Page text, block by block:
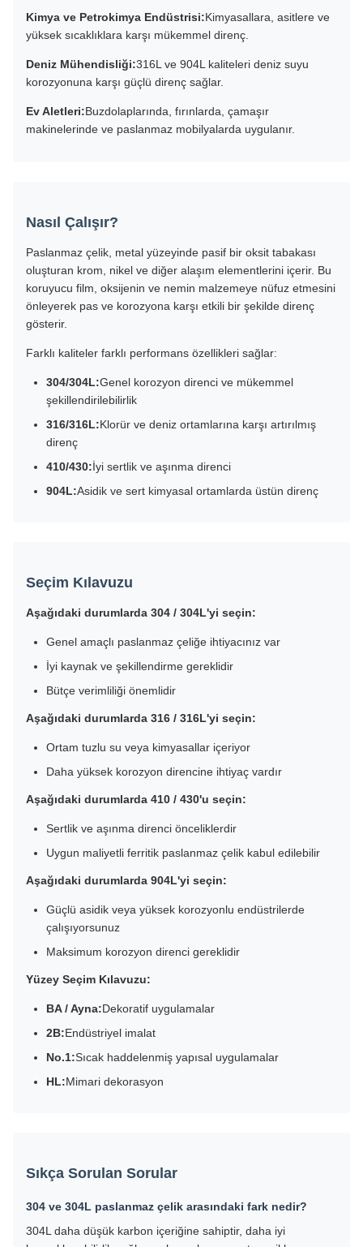
Kimya ve Petrokimya Endüstrisi:Kimyasallara, asitlere ve
yüksek sıcaklıklara karşı mükemmel direnç.
Deniz Mühendisliği:316L ve 904L kaliteleri deniz suyu
korozyonuna karşı güçlü direnç sağlar.
Ev Aletleri:Buzdolaplarında, fırınlarda, çamaşır
makinelerinde ve paslanmaz mobilyalarda uygulanır.
Nasıl Çalışır?
Paslanmaz çelik, metal yüzeyinde pasif bir oksit tabakası
oluşturan krom, nikel ve diğer alaşım elementlerini içerir. Bu
koruyucu film, oksijenin ve nemin malzemeye nüfuz etmesini
önleyerek pas ve korozyona karşı etkili bir şekilde direnç
gösterir.
Farklı kaliteler farklı performans özellikleri sağlar:
304/304L:Genel korozyon direnci ve mükemmel
şekillendirilebilirlik
316/316L:Klorür ve deniz ortamlarına karşı artırılmış
direnç
410/430:İyi sertlik ve aşınma direnci
904L:Asidik ve sert kimyasal ortamlarda üstün direnç
Seçim Kılavuzu
Aşağıdaki durumlarda 304 / 304L'yi seçin:
Genel amaçlı paslanmaz çeliğe ihtiyacınız var
İyi kaynak ve şekillendirme gereklidir
Bütçe verimliliği önemlidir
Aşağıdaki durumlarda 316 / 316L'yi seçin:
Ortam tuzlu su veya kimyasallar içeriyor
Daha yüksek korozyon direncine ihtiyaç vardır
Aşağıdaki durumlarda 410 / 430'u seçin:
Sertlik ve aşınma direnci önceliklerdir
Uygun maliyetli ferritik paslanmaz çelik kabul edilebilir
Aşağıdaki durumlarda 904L'yi seçin:
Güçlü asidik veya yüksek korozyonlu endüstrilerde
çalışıyorsunuz
Maksimum korozyon direnci gereklidir
Yüzey Seçim Kılavuzu:
BA / Ayna:Dekoratif uygulamalar
2B:Endüstriyel imalat
No.1:Sıcak haddelenmiş yapısal uygulamalar
HL:Mimari dekorasyon
Sıkça Sorulan Sorular
304 ve 304L paslanmaz çelik arasındaki fark nedir?
304L daha düşük karbon içeriğine sahiptir, daha iyi